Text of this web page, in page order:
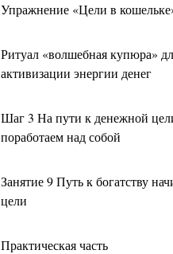
Упражнение «Цели в
Ритуал «волшебная купюра»
активизации энергии денег
Шаг 3 На пути к денежной
поработаем над собой
Занятие 9 Путь к богатству
цели
Практическая часть